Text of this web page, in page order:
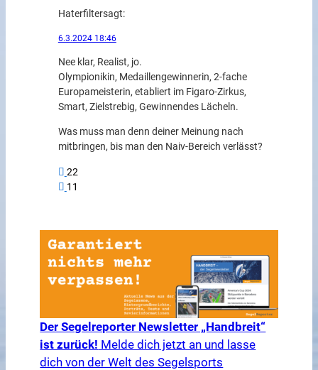
Haterfiltersagt:
6.3.2024 18:46
Nee klar, Realist, jo.
Olympionikin, Medaillengewinnerin, 2-fache
Europameisterin, etabliert im Figaro-Zirkus,
Smart, Zielstrebig, Gewinnendes Lächeln.
Was muss man denn deiner Meinung nach
mitbringen, bis man den Naiv-Bereich verlässt?
22
11
Der Segelreporter Newsletter „Handbreit“
ist zurück! Melde dich jetzt an und lasse
dich von der Welt des Segelsports